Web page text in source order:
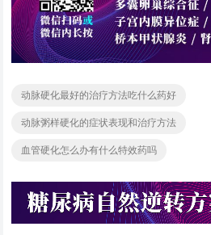
动脉硬化最好的治疗方法吃什么药好
动脉粥样硬化的症状表现和治疗方法
血管硬化怎么办有什么特效药吗